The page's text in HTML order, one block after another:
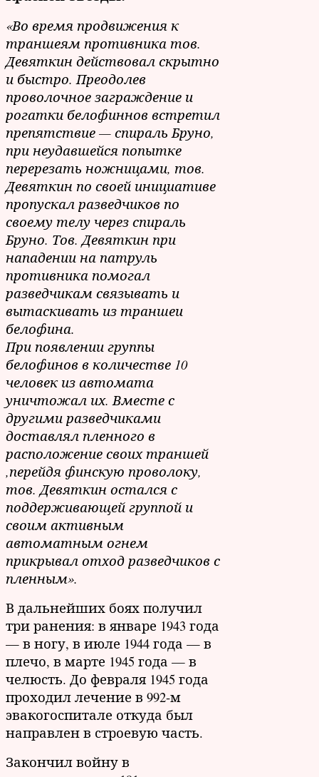
«Во время продвижения к
траншеям противника тов.
Девяткин действовал скрытно
и быстро. Преодолев
проволочное заграждение и
рогатки белофиннов встретил
препятствие — спираль Бруно,
при неудавшейся попытке
перерезать ножницами, тов.
Девяткин по своей инициативе
пропускал разведчиков по
своему телу через спираль
Бруно. Тов. Девяткин при
нападении на патруль
противника помогал
разведчикам связывать и
вытаскивать из траншеи
белофина.
При появлении группы
белофинов в количестве 10
человек из автомата
уничтожал их. Вместе с
другими разведчиками
доставлял пленного в
расположение своих траншей
,перейдя финскую проволоку,
тов. Девяткин остался с
поддерживающей группой и
своим активным
автоматным огнем
прикрывал отход разведчиков с
пленным».
В дальнейших боях получил
три ранения: в январе 1943 года
— в ногу, в июле 1944 года — в
плечо, в марте 1945 года — в
челюсть. До февраля 1945 года
проходил лечение в 992-м
эвакогоспитале откуда был
направлен в строевую часть.
Закончил войну в